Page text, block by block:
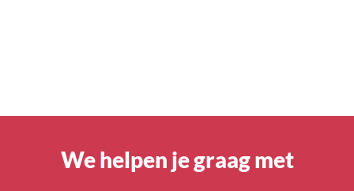
We helpen je graag met